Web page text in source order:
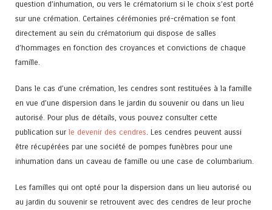
question d’inhumation, ou vers le crématorium si le choix s’est porté
sur une crémation. Certaines cérémonies pré-crémation se font
directement au sein du crématorium qui dispose de salles
d’hommages en fonction des croyances et convictions de chaque
famille.
Dans le cas d’une crémation, les cendres sont restituées à la famille
en vue d’une dispersion dans le jardin du souvenir ou dans un lieu
autorisé. Pour plus de détails, vous pouvez consulter cette
publication sur le devenir des cendres . Les cendres peuvent aussi
être récupérées par une société de pompes funèbres pour une
inhumation dans un caveau de famille ou une case de columbarium.
Les familles qui ont opté pour la dispersion dans un lieu autorisé ou
au jardin du souvenir se retrouvent avec des cendres de leur proche